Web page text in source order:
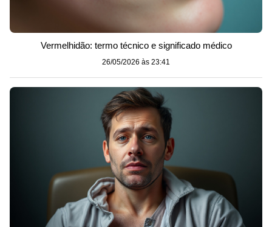
Vermelhidão: termo técnico e significado médico
26/05/2026 às 23:41